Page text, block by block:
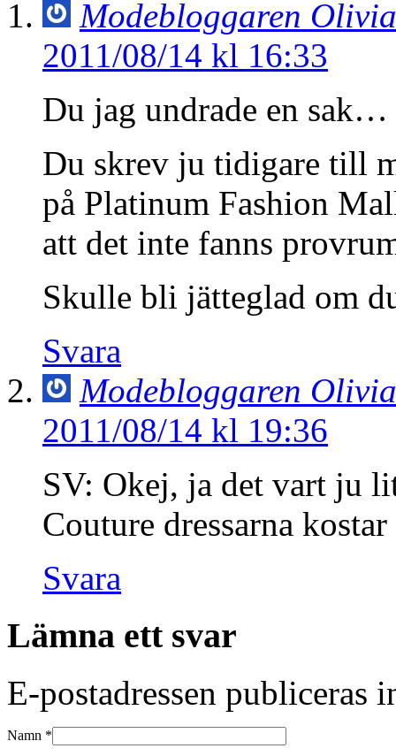
Modebloggaren Olivia
2011/08/14 kl 16:33
Du jag undrade en sak…
Du skrev ju tidigare till
på Platinum Fashion
att det inte fanns
Skulle bli jätteglad om
Svara
Modebloggaren Olivia
2011/08/14 kl 19:36
SV: Okej, ja det vart ju
Couture dressarna
Svara
Lämna ett svar
E-postadressen
Namn *